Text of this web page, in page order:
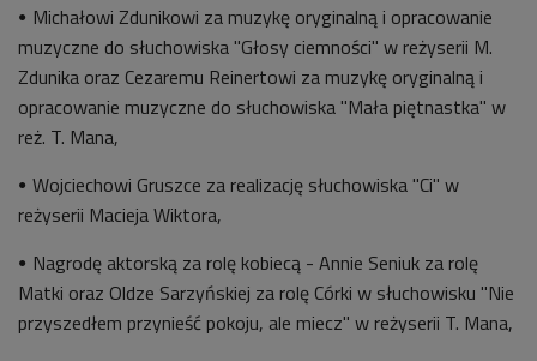
Michałowi Zdunikowi za muzykę oryginalną i opracowanie
muzyczne do słuchowiska "Głosy ciemności" w reżyserii M.
Zdunika oraz Cezaremu Reinertowi za muzykę oryginalną i
opracowanie muzyczne do słuchowiska "Mała piętnastka" w
reż. T. Mana,
Wojciechowi Gruszce za realizację słuchowiska "Ci" w
reżyserii Macieja Wiktora,
Nagrodę aktorską za rolę kobiecą - Annie Seniuk za rolę
Matki oraz Oldze Sarzyńskiej za rolę Córki w słuchowisku "Nie
przyszedłem przynieść pokoju, ale miecz" w reżyserii T. Mana,